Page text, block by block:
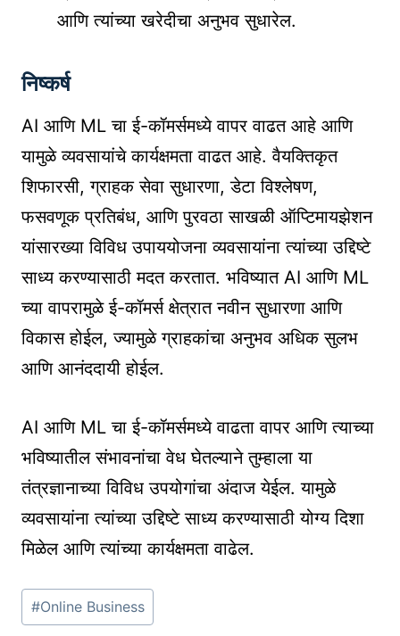
आणि त्यांच्या खरेदीचा अनुभव सुधारेल.
निष्कर्ष
AI आणि ML चा ई-कॉमर्समध्ये वापर वाढत आहे आणि
यामुळे व्यवसायांचे कार्यक्षमता वाढत आहे. वैयक्तिकृत
शिफारसी, ग्राहक सेवा सुधारणा, डेटा विश्लेषण,
फसवणूक प्रतिबंध, आणि पुरवठा साखळी ऑप्टिमायझेशन
यांसारख्या विविध उपाययोजना व्यवसायांना त्यांच्या उद्दिष्टे
साध्य करण्यासाठी मदत करतात. भविष्यात AI आणि ML
च्या वापरामुळे ई-कॉमर्स क्षेत्रात नवीन सुधारणा आणि
विकास होईल, ज्यामुळे ग्राहकांचा अनुभव अधिक सुलभ
आणि आनंददायी होईल.
AI आणि ML चा ई-कॉमर्समध्ये वाढता वापर आणि त्याच्या
भविष्यातील संभावनांचा वेध घेतल्याने तुम्हाला या
तंत्रज्ञानाच्या विविध उपयोगांचा अंदाज येईल. यामुळे
व्यवसायांना त्यांच्या उद्दिष्टे साध्य करण्यासाठी योग्य दिशा
मिळेल आणि त्यांच्या कार्यक्षमता वाढेल.
Post
Tags:
#Online Business